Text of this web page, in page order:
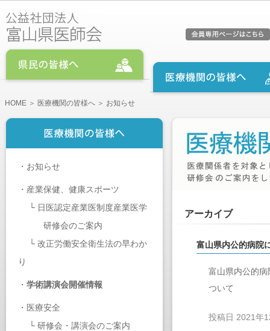
HOME ＞ 医療機関の皆様へ ＞ お知らせ
・ お知らせ
・ 産業保健、健康スポーツ
└ 日医認定産業医制度産業医学
研修会のご案内
└ 改正労働安全衛生法の早わか
り
・ 学術講演会開催情報
・ 医療安全
└ 研修会・講演会のご案内
アーカイブ
富山県内公的病院
富山県内公的
ついて
投稿日 2021年